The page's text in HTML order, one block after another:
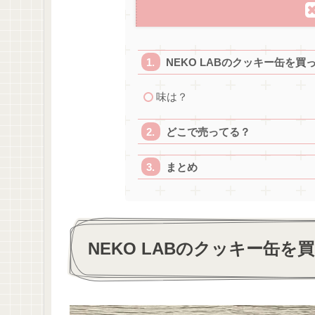
NEKO LABのクッキー缶を買
味は？
どこで売ってる？
まとめ
NEKO LABのクッキー缶を